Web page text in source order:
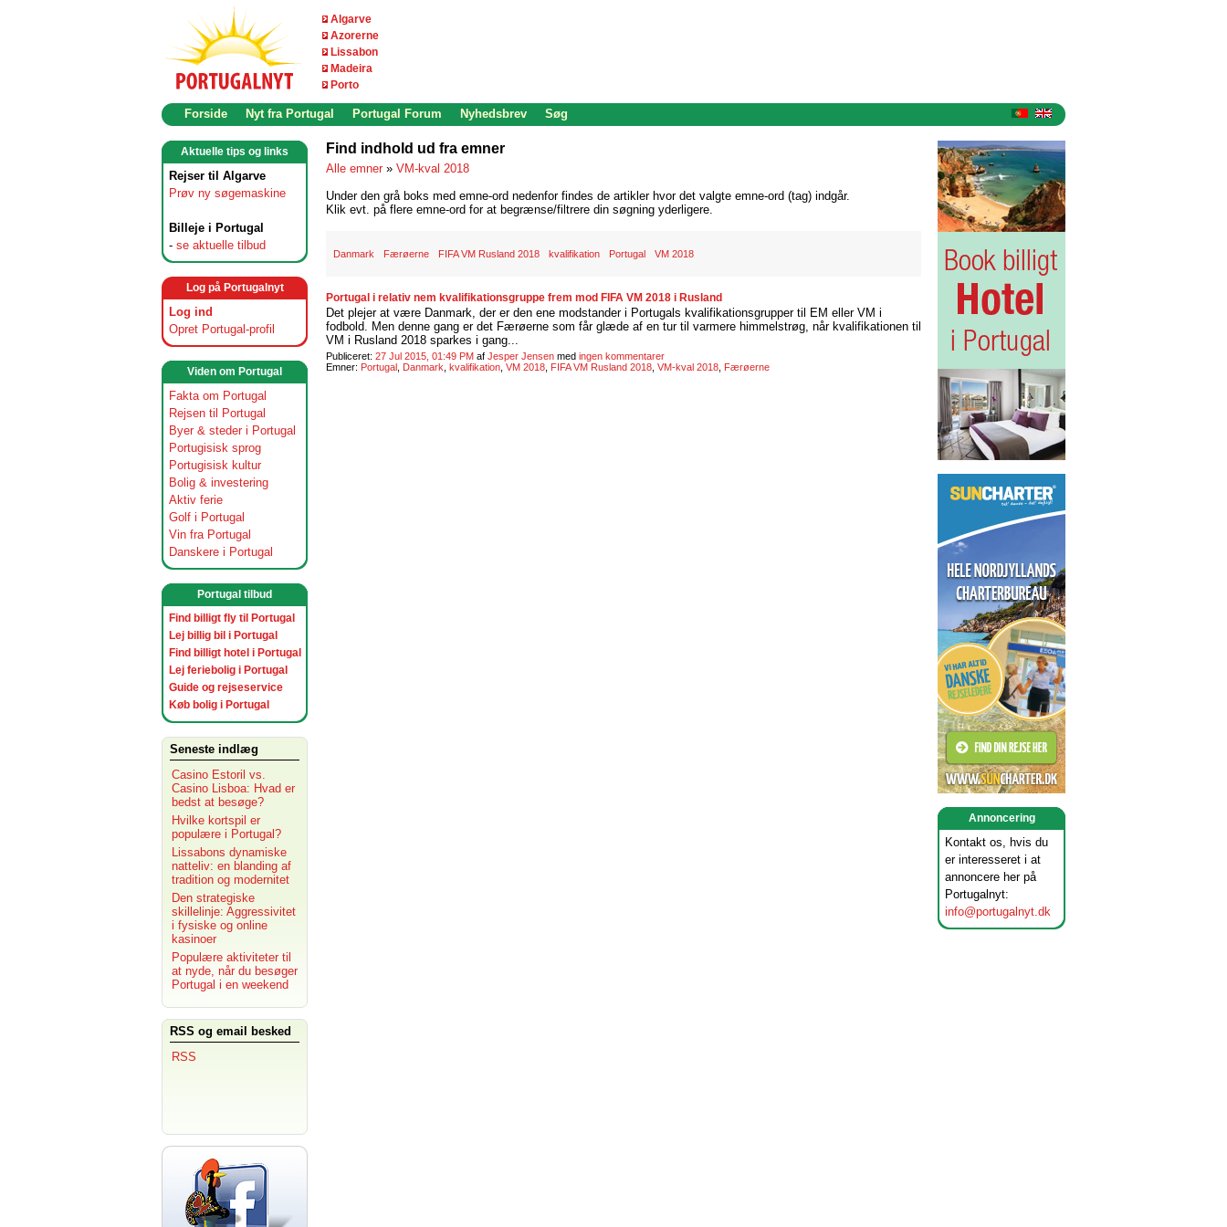
Algarve
Azorerne
Lissabon
Madeira
Porto
Forside Nyt fra Portugal Portugal Forum Nyhedsbrev Søg
Annoncering
Kontakt os, hvis du
er interesseret i at
annoncere her på
Portugalnyt:
info@portugalnyt.dk
Aktuelle tips og links
Rejser til Algarve
Prøv ny søgemaskine
Billeje i Portugal
- se aktuelle tilbud
Log på Portugalnyt
Log ind
Opret Portugal-profil
Viden om Portugal
Fakta om Portugal
Rejsen til Portugal
Byer & steder i Portugal
Portugisisk sprog
Portugisisk kultur
Bolig & investering
Aktiv ferie
Golf i Portugal
Vin fra Portugal
Danskere i Portugal
Portugal tilbud
Find billigt fly til Portugal
Lej billig bil i Portugal
Find billigt hotel i Portugal
Lej feriebolig i Portugal
Guide og rejseservice
Køb bolig i Portugal
Seneste indlæg
Casino Estoril vs.
Casino Lisboa: Hvad er
bedst at besøge?
Hvilke kortspil er
populære i Portugal?
Lissabons dynamiske
natteliv: en blanding af
tradition og modernitet
Den strategiske
skillelinje: Aggressivitet
i fysiske og online
kasinoer
Populære aktiviteter til
at nyde, når du besøger
Portugal i en weekend
RSS og email besked
RSS
Find indhold ud fra emner
Alle emner » VM-kval 2018
Under den grå boks med emne-ord nedenfor findes de artikler hvor det valgte emne-ord (tag) indgår.
Klik evt. på flere emne-ord for at begrænse/filtrere din søgning yderligere.
Danmark Færøerne FIFA VM Rusland 2018 kvalifikation Portugal VM 2018
Portugal i relativ nem kvalifikationsgruppe frem mod FIFA VM 2018 i Rusland
Det plejer at være Danmark, der er den ene modstander i Portugals kvalifikationsgrupper til EM eller VM i
fodbold. Men denne gang er det Færøerne som får glæde af en tur til varmere himmelstrøg, når kvalifikationen til
VM i Rusland 2018 sparkes i gang...
Publiceret: 27 Jul 2015, 01:49 PM af Jesper Jensen med ingen kommentarer
Emner: Portugal Danmark kvalifikation VM 2018 FIFA VM Rusland 2018 VM-kval 2018 Færøerne